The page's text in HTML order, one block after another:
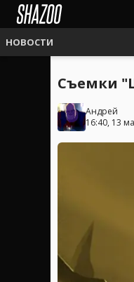
НОВОСТИ
Съемки
Андрей
16:40, 13